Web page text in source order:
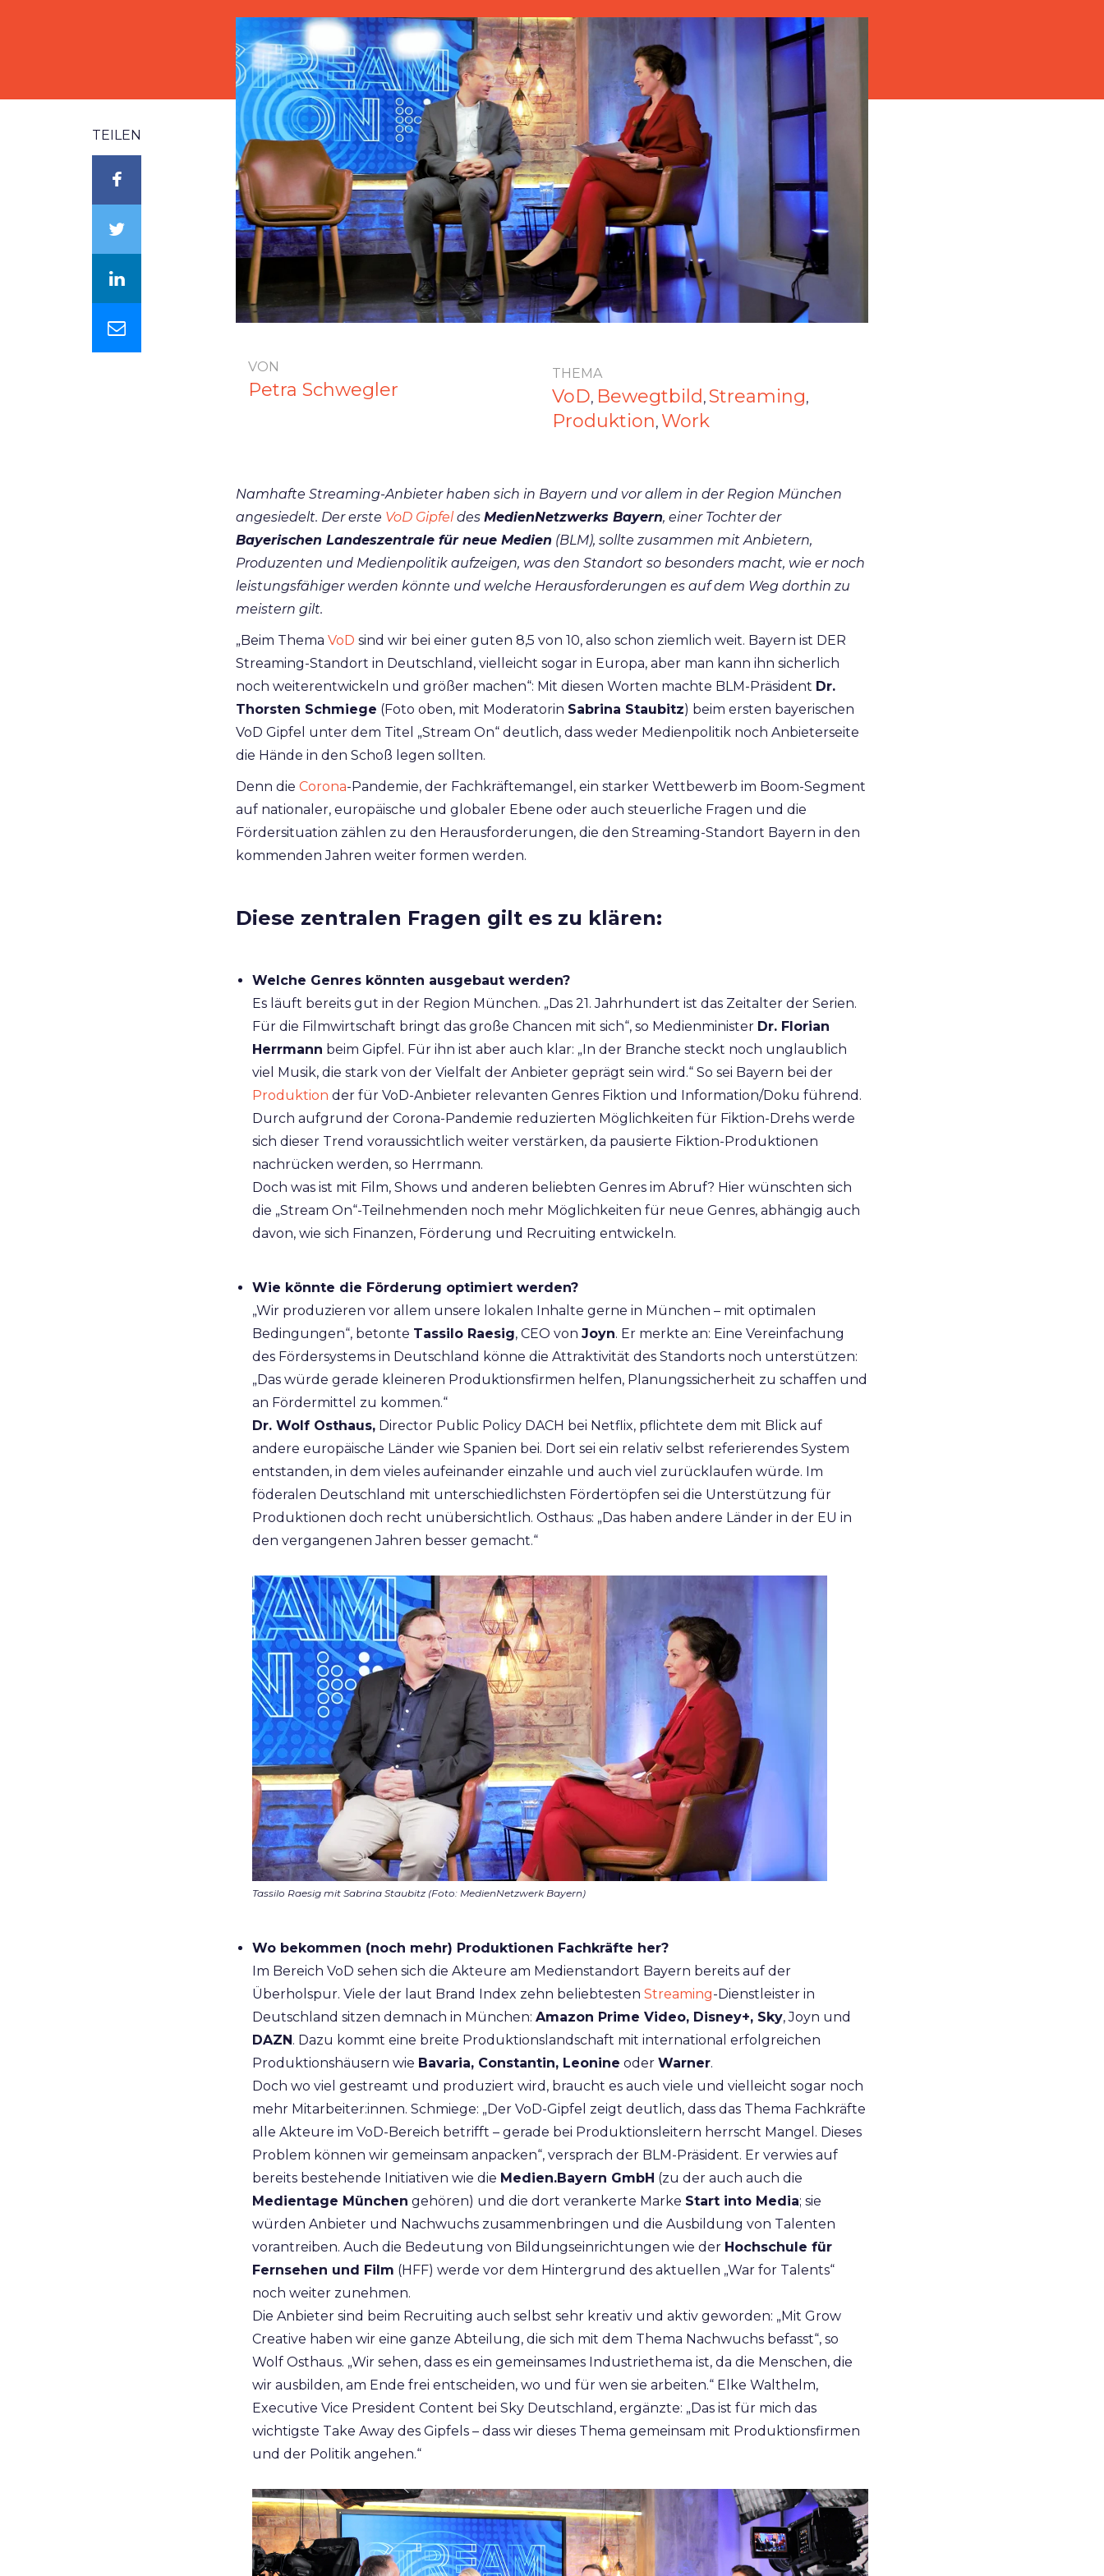
TEILEN
VON
Petra Schwegler
THEMA
VoD, Bewegtbild , Streaming,
Produktion, Work
Namhafte Streaming-Anbieter haben sich in Bayern und vor allem in der Region München
angesiedelt. Der erste VoD Gipfel des MedienNetzwerks Bayern, einer Tochter der
Bayerischen Landeszentrale für neue Medien (BLM), sollte zusammen mit Anbietern,
Produzenten und Medienpolitik aufzeigen, was den Standort so besonders macht, wie er noch
leistungsfähiger werden könnte und welche Herausforderungen es auf dem Weg dorthin zu
meistern gilt.
„Beim Thema VoD sind wir bei einer guten 8,5 von 10, also schon ziemlich weit. Bayern ist DER
Streaming-Standort in Deutschland, vielleicht sogar in Europa, aber man kann ihn sicherlich
noch weiterentwickeln und größer machen“: Mit diesen Worten machte BLM-Präsident Dr.
Thorsten Schmiege (Foto oben, mit Moderatorin Sabrina Staubitz) beim ersten bayerischen
VoD Gipfel unter dem Titel „Stream On“ deutlich, dass weder Medienpolitik noch Anbieterseite
die Hände in den Schoß legen sollten.
Denn die Corona-Pandemie, der Fachkräftemangel, ein starker Wettbewerb im Boom-Segment
auf nationaler, europäische und globaler Ebene oder auch steuerliche Fragen und die
Fördersituation zählen zu den Herausforderungen, die den Streaming-Standort Bayern in den
kommenden Jahren weiter formen werden.
Diese zentralen Fragen gilt es zu klären:
Welche Genres könnten ausgebaut werden?
Es läuft bereits gut in der Region München. „Das 21. Jahrhundert ist das Zeitalter der Serien.
Für die Filmwirtschaft bringt das große Chancen mit sich“, so Medienminister Dr. Florian
Herrmann beim Gipfel. Für ihn ist aber auch klar: „In der Branche steckt noch unglaublich
viel Musik, die stark von der Vielfalt der Anbieter geprägt sein wird.“ So sei Bayern bei der
Produktion der für VoD-Anbieter relevanten Genres Fiktion und Information/Doku führend.
Durch aufgrund der Corona-Pandemie reduzierten Möglichkeiten für Fiktion-Drehs werde
sich dieser Trend voraussichtlich weiter verstärken, da pausierte Fiktion-Produktionen
nachrücken werden, so Herrmann.
Doch was ist mit Film, Shows und anderen beliebten Genres im Abruf? Hier wünschten sich
die „Stream On“-Teilnehmenden noch mehr Möglichkeiten für neue Genres, abhängig auch
davon, wie sich Finanzen, Förderung und Recruiting entwickeln.
Wie könnte die Förderung optimiert werden?
„Wir produzieren vor allem unsere lokalen Inhalte gerne in München – mit optimalen
Bedingungen“, betonte Tassilo Raesig, CEO von Joyn. Er merkte an: Eine Vereinfachung
des Fördersystems in Deutschland könne die Attraktivität des Standorts noch unterstützen:
„Das würde gerade kleineren Produktionsfirmen helfen, Planungssicherheit zu schaffen und
an Fördermittel zu kommen.“
Dr. Wolf Osthaus, Director Public Policy DACH bei Netflix, pflichtete dem mit Blick auf
andere europäische Länder wie Spanien bei. Dort sei ein relativ selbst referierendes System
entstanden, in dem vieles aufeinander einzahle und auch viel zurücklaufen würde. Im
föderalen Deutschland mit unterschiedlichsten Fördertöpfen sei die Unterstützung für
Produktionen doch recht unübersichtlich. Osthaus: „Das haben andere Länder in der EU in
den vergangenen Jahren besser gemacht.“
Tassilo Raesig mit Sabrina Staubitz (Foto: MedienNetzwerk Bayern)
Wo bekommen (noch mehr) Produktionen Fachkräfte her?
Im Bereich VoD sehen sich die Akteure am Medienstandort Bayern bereits auf der
Überholspur. Viele der laut Brand Index zehn beliebtesten Streaming-Dienstleister in
Deutschland sitzen demnach in München: Amazon Prime Video, Disney+, Sky, Joyn und
DAZN . Dazu kommt eine breite Produktionslandschaft mit international erfolgreichen
Produktionshäusern wie Bavaria, Constantin, Leonine oder Warner.
Doch wo viel gestreamt und produziert wird, braucht es auch viele und vielleicht sogar noch
mehr Mitarbeiter:innen. Schmiege: „Der VoD-Gipfel zeigt deutlich, dass das Thema Fachkräfte
alle Akteure im VoD-Bereich betrifft – gerade bei Produktionsleitern herrscht Mangel. Dieses
Problem können wir gemeinsam anpacken“, versprach der BLM-Präsident. Er verwies auf
bereits bestehende Initiativen wie die Medien.Bayern GmbH (zu der auch auch die
Medientage München gehören) und die dort verankerte Marke Start into Media; sie
würden Anbieter und Nachwuchs zusammenbringen und die Ausbildung von Talenten
vorantreiben. Auch die Bedeutung von Bildungseinrichtungen wie der Hochschule für
Fernsehen und Film (HFF) werde vor dem Hintergrund des aktuellen „War for Talents“
noch weiter zunehmen.
Die Anbieter sind beim Recruiting auch selbst sehr kreativ und aktiv geworden: „Mit Grow
Creative haben wir eine ganze Abteilung, die sich mit dem Thema Nachwuchs befasst“, so
Wolf Osthaus. „Wir sehen, dass es ein gemeinsames Industriethema ist, da die Menschen, die
wir ausbilden, am Ende frei entscheiden, wo und für wen sie arbeiten.“ Elke Walthelm,
Executive Vice President Content bei Sky Deutschland, ergänzte: „Das ist für mich das
wichtigste Take Away des Gipfels – dass wir dieses Thema gemeinsam mit Produktionsfirmen
und der Politik angehen.“